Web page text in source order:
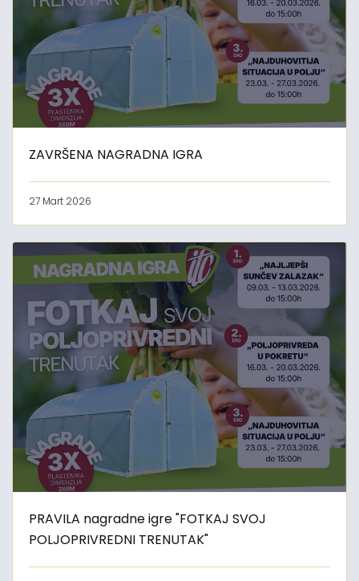
ZAVRŠENA NAGRADNA IGRA
27 Mart 2026
PRAVILA nagradne igre "FOTKAJ SVOJ
POLJOPRIVREDNI TRENUTAK"